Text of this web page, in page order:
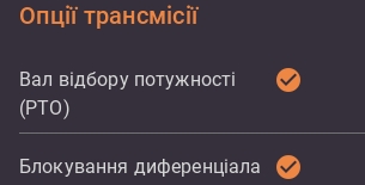
Опції трансмісії
Вал відбору потужності
(PTO)
check_circle
Блокування диференціала check_circle